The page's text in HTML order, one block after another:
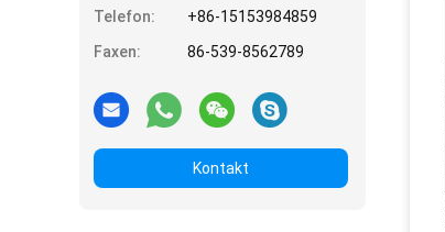
Telefon:
+86-15153984859
Faxen:
86-539-8562789
Kontakt